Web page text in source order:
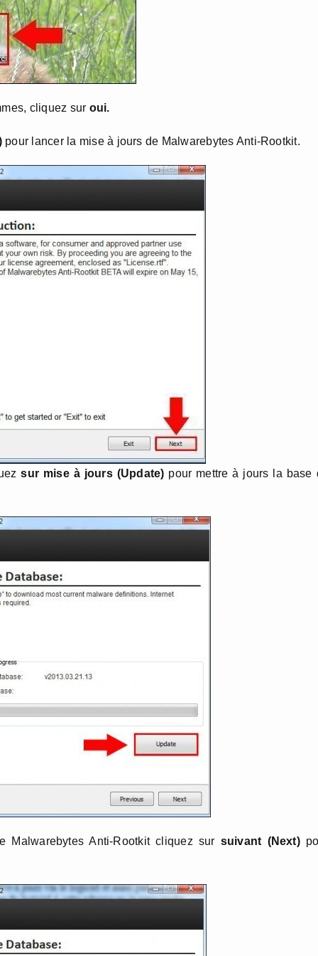
cliquez sur oui.
pour lancer la mise à jours de Malwarebytes Anti-Rootkit.
sur mise à jours (Update) pour mettre à jours la base
Anti-Rootkit cliquez sur suivant (Next)